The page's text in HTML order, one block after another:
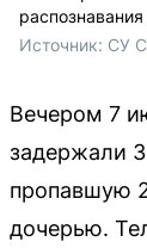
Источник: СУ
Вечером 7
задержали
пропавшую
дочерью.